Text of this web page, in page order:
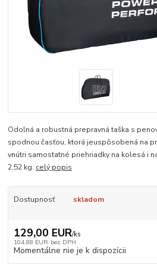
Odolná a robustná prepravná taška s
spodnou časťou, ktorá jeuspôsobená na
vnútri samostatné priehriadky na kolesá i
2,52 kg. celý popis
Dostupnosť skladom
129,00 EUR/ks
104,88 EUR bez DPH
Momentálne nie je k dispozícii